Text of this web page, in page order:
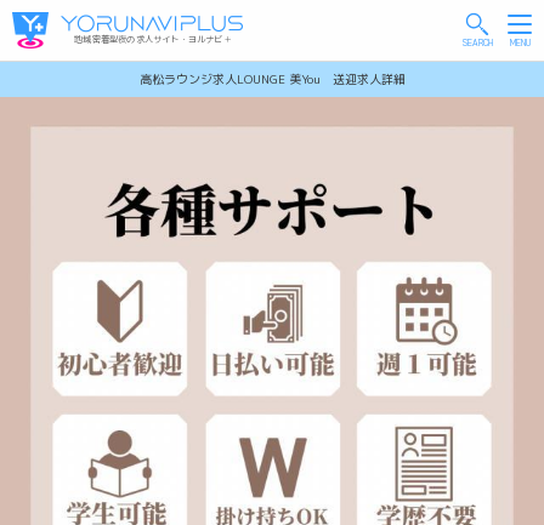
高松ラウンジ求人LOUNGE 美You 送迎求人詳細
地域密着型夜の求人サイト・ヨルナビ＋